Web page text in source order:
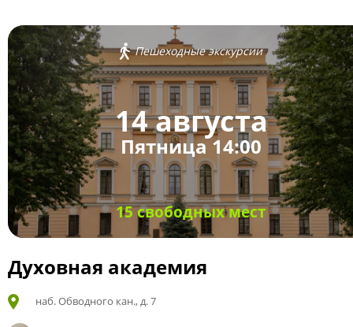
Пешеходные экскурсии
14 августа
Пятница 14:00
15 свободных мест
Духовная академия
наб. Обводного кан., д. 7